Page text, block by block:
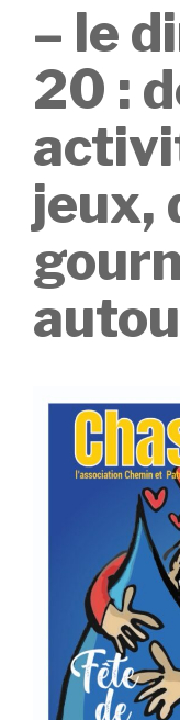
– le
20 :
jeux,